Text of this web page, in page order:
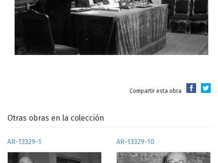
Compartir esta obra
Otras obras en la colección
AR-13329-1 AR-13329-10